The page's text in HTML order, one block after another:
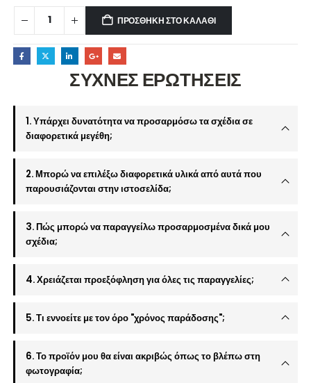
ΠΡΟΣΘΉΚΗ ΣΤΟ ΚΑΛΆΘΙ
ΣΥΧΝΕΣ ΕΡΩΤΗΣΕΙΣ
1. Υπάρχει δυνατότητα να προσαρμόσω τα σχέδια σε
διαφορετικά μεγέθη;
2. Μπορώ να επιλέξω διαφορετικά υλικά από αυτά που
παρουσιάζονται στην ιστοσελίδα;
3. Πώς μπορώ να παραγγείλω προσαρμοσμένα δικά μου
σχέδια;
4. Χρειάζεται προεξόφληση για όλες τις παραγγελίες;
5. Τι εννοείτε με τον όρο "χρόνος παράδοσης";
6. Το προϊόν μου θα είναι ακριβώς όπως το βλέπω στη
φωτογραφία;